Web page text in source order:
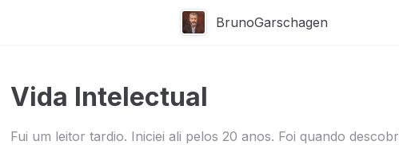
BrunoGarschagen
Vida Intelectual
Fui um leitor tardio. Iniciei ali pelos 20 anos. Foi quando